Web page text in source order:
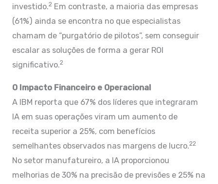
investido.2 Em contraste, a maioria das empresas
(61%) ainda se encontra no que especialistas
chamam de “purgatório de pilotos”, sem conseguir
escalar as soluções de forma a gerar ROI
significativo.2
O Impacto Financeiro e Operacional
A IBM reporta que 67% dos líderes que integraram
IA em suas operações viram um aumento de
receita superior a 25%, com benefícios
semelhantes observados nas margens de lucro.22
No setor manufatureiro, a IA proporcionou
melhorias de 30% na precisão de previsões e 25% na